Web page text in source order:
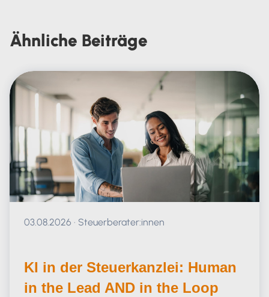
Ähnliche Beiträge
Veröffentlicht am 03.08.2026
03.08.2026 · Steuerberater:innen
KI in der Steuerkanzlei: Human
in the Lead AND in the Loop